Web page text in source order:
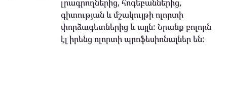
լրագրողներից, հոգեբաններից,
գիտության և մշակույթի ոլորտի
փորձագետներից և այլն: Նրանք բոլորն
էլ իրենց ոլորտի պրոֆեսիոնալներ են: